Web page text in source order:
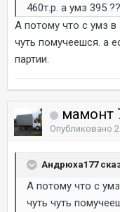
460т.р. а умз 395
А потому что с умз
чуть помучеешся. а
партии.
мамонт
Опубликовано
Андрюха177
А потому что с
чуть чуть